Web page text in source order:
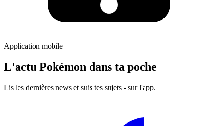
Application mobile
L'actu Pokémon dans ta poche
Lis les dernières news et suis tes sujets - sur l'app.